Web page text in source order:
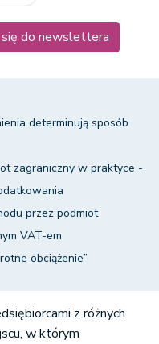
się do newslettera
determinują sposób
zagraniczny w praktyce -
przez podmiot
VAT-em
obciążenie”
z różnych
w którym